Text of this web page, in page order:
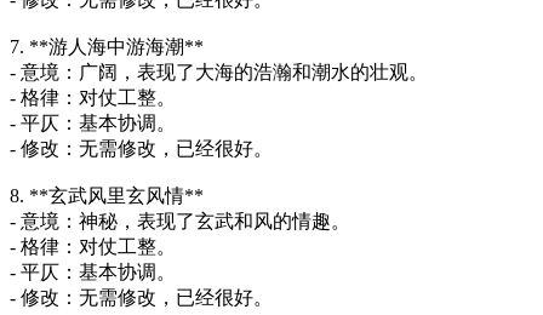
7. **游人海中游海潮**
- 意境：广阔，表现了大海的浩瀚和潮水的壮观。
- 格律：对仗工整。
- 平仄：基本协调。
- 修改：无需修改，已经很好。
8. **玄武风里玄风情**
- 意境：神秘，表现了玄武和风的情趣。
- 格律：对仗工整。
- 平仄：基本协调。
- 修改：无需修改，已经很好。